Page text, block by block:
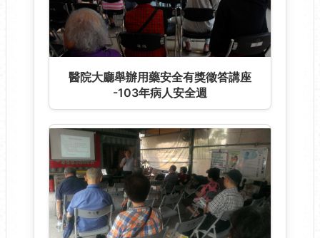
醫院大廳舉辦用藥安全有獎徵答講座
-103年病人安全週